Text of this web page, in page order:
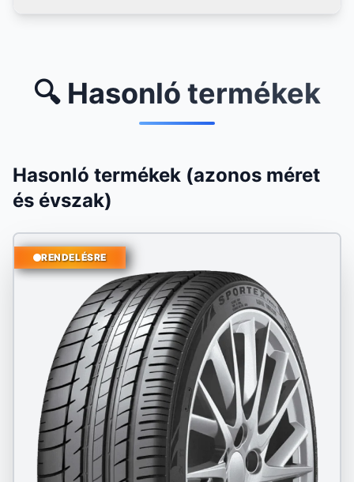
🔍 Hasonló termékek
Hasonló termékek (azonos méret
és évszak)
RENDELÉSRE